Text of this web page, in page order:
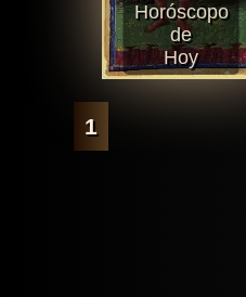
Horóscopo
de
Hoy
1